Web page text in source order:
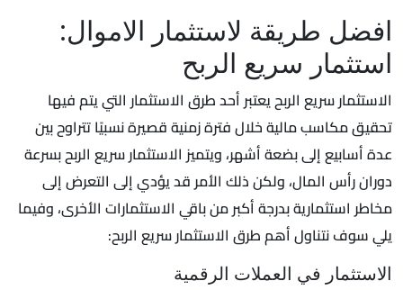
افضل طريقة لاستثمار الاموال:
استثمار سريع الربح
الاستثمار سريع الربح يعتبر أحد طرق الاستثمار التي يتم فيها
تحقيق مكاسب مالية خلال فترة زمنية قصيرة نسبيًا تتراوح بين
عدة أسابيع إلى بضعة أشهر، ويتميز الاستثمار سريع الربح بسرعة
دوران رأس المال، ولكن ذلك الأمر قد يؤدي إلى التعرض إلى
مخاطر استثمارية بدرجة أكبر من باقي الاستثمارات الأخرى، وفيما
يلي سوف نتناول أهم طرق الاستثمار سريع الربح:
الاستثمار في العملات الرقمية